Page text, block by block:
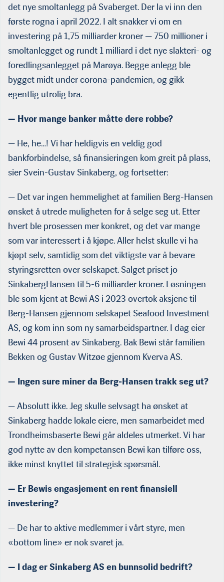
det nye smoltanlegg på Svaberget. Der la vi inn den
første rogna i april 2022. I alt snakker vi om en
investering på 1,75 milliarder kroner — 750 millioner i
smoltanlegget og rundt 1 milliard i det nye slakteri- og
foredlingsanlegget på Marøya. Begge anlegg ble
bygget midt under corona-pandemien, og gikk
egentlig utrolig bra.
— Hvor mange banker måtte dere robbe?
— He, he…! Vi har heldigvis en veldig god
bankforbindelse, så finansieringen kom greit på plass,
sier Svein-Gustav Sinkaberg, og fortsetter:
— Det var ingen hemmelighet at familien Berg-Hansen
ønsket å utrede muligheten for å selge seg ut. Etter
hvert ble prosessen mer konkret, og det var mange
som var interessert i å kjøpe. Aller helst skulle vi ha
kjøpt selv, samtidig som det viktigste var å bevare
styringsretten over selskapet. Salget priset jo
SinkabergHansen til 5-6 milliarder kroner. Løsningen
ble som kjent at Bewi AS i 2023 overtok aksjene til
Berg-Hansen gjennom selskapet Seafood Investment
AS, og kom inn som ny samarbeidspartner. I dag eier
Bewi 44 prosent av Sinkaberg. Bak Bewi står familien
Bekken og Gustav Witzøe gjennom Kverva AS.
— Ingen sure miner da Berg-Hansen trakk seg ut?
— Absolutt ikke. Jeg skulle selvsagt ha ønsket at
Sinkaberg hadde lokale eiere, men samarbeidet med
Trondheimsbaserte Bewi går aldeles utmerket. Vi har
god nytte av den kompetansen Bewi kan tilføre oss,
ikke minst knyttet til strategisk spørsmål.
— Er Bewis engasjement en rent finansiell
investering?
— De har to aktive medlemmer i vårt styre, men
«bottom line» er nok svaret ja.
— I dag er Sinkaberg AS en bunnsolid bedrift?